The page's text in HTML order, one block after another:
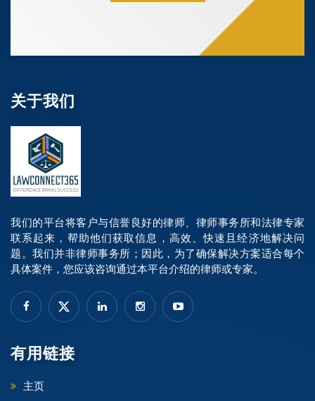
关于我们
我们的平台将客户与信誉良好的律师、律师事务所和法律专家
联系起来，帮助他们获取信息，高效、快速且经济地解决问
题。我们并非律师事务所；因此，为了确保解决方案适合每个
具体案件，您应该咨询通过本平台介绍的律师或专家。
有用链接
主页